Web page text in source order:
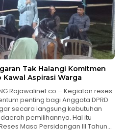
Tak Halangi Komitmen
Kawal Aspirasi Warga
Rajawalinet.co – Kegiatan reses
penting bagi Anggota DPRD
secara langsung kebutuhan
pemilihannya. Hal itu
Masa Persidangan III Tahun…